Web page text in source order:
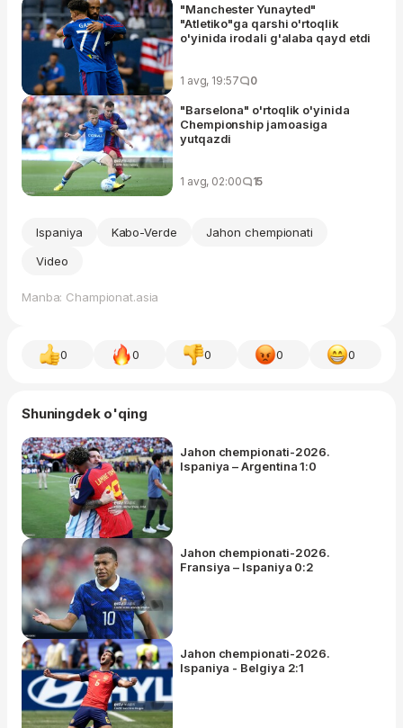
"Manchester Yunayted"
"Atletiko"ga qarshi o'rtoqlik
o'yinida irodali g'alaba qayd etdi
1 avg, 19:57 0
"Barselona" o'rtoqlik o'yinida
Chempionship jamoasiga
yutqazdi
1 avg, 02:00 15
Ispaniya Kabo-Verde
Jahon chempionati
Video
Manba: Championat.asia
0 0 0 0 0
Shuningdek o'qing
Jahon chempionati-2026.
Ispaniya – Argentina 1:0
Jahon chempionati-2026.
Fransiya – Ispaniya 0:2
Jahon chempionati-2026.
Ispaniya - Belgiya 2:1